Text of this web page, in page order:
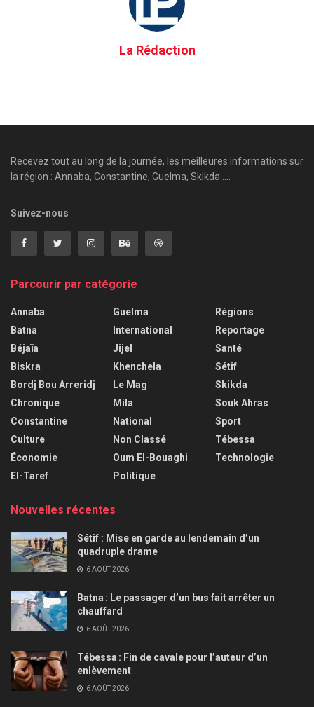
La Rédaction
Recevez tout au long de la journée, les meilleures informations sur
la région : Annaba, Constantine, Guelma, Skikda ....
Suivez-nous
Parcourir par catégorie
Annaba
Batna
Béjaïa
Biskra
Bordj Bou Arreridj
Chronique
Constantine
Culture
Économie
El-Taref
Guelma
International
Jijel
Khenchela
Le Mag
Mila
National
Non Classé
Oum El-Bouaghi
Politique
Régions
Reportage
Santé
Sétif
Skikda
Souk Ahras
Sport
Tébessa
Technologie
Nouvelles récentes
Sétif : Mise en garde au lendemain d’un
quadruple drame
6 AOÛT 2026
Batna : Le passager d’un bus fait arrêter un
chauffard
6 AOÛT 2026
Tébessa : Fin de cavale pour l’auteur d’un
enlèvement
6 AOÛT 2026